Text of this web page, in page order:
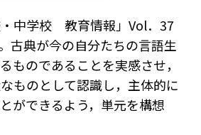
中学校 教育情報」Vol．37
古典が今の自分たちの言語生
ものであることを実感させ，
ものとして認識し，主体的に
ができるよう，単元を構想